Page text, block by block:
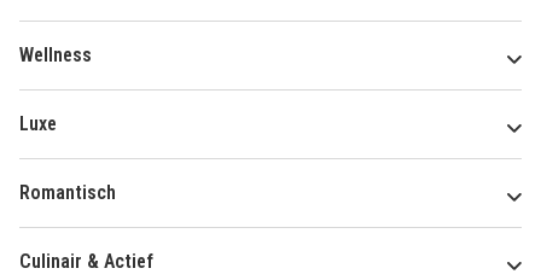
Wellness
Luxe
Romantisch
Culinair & Actief